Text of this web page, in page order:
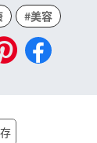
#美容